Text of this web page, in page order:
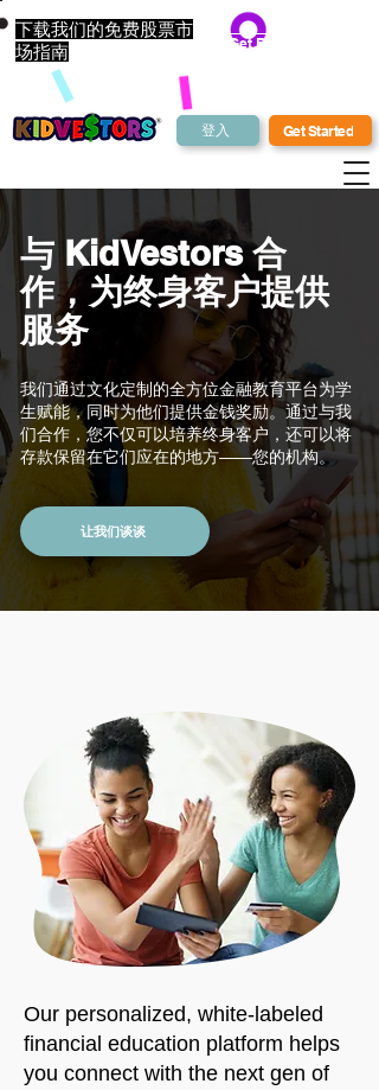
登入 Get Started
下载我们的免费股票市
场指南
Get Bonus Bucks
与 KidVestors 合
作，为终身客户提供
服务
我们通过文化定制的全方位金融教育平台为学
生赋能，同时为他们提供金钱奖励。通过与我
们合作，您不仅可以培养终身客户，还可以将
存款保留在它们应在的地方——您的机构。
让我们谈谈
Our personalized, white-labeled
financial education platform helps
you connect with the next gen of